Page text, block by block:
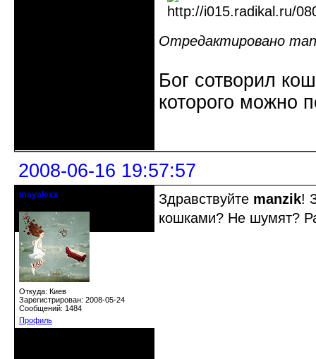
Отредактировано
Бог сотворил
которого можно
2008-06-16 19:57:57
mayalexx
Откуда: Киев
Зарегистрирован: 2008-05-24
Сообщений: 1484
Профиль
Здравствуйте manzik!
кошками? Не шумят?